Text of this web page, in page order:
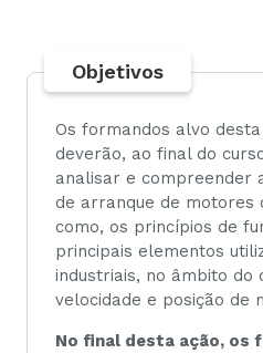
Objetivos
Os formandos alvo
deverão, ao final do
analisar e compreender
de arranque de motores
como, os princípios de
principais elementos
industriais, no âmbito do
velocidade e posição de
No final desta ação, os